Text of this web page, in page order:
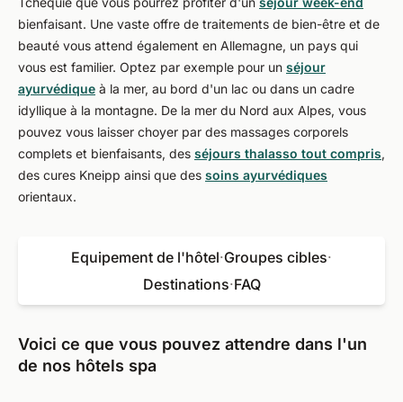
bienfaisant. Une vaste offre de traitements de bien-être et de
beauté vous attend également en Allemagne, un pays qui
vous est familier. Optez par exemple pour un séjour
ayurvédique à la mer, au bord d'un lac ou dans un cadre
idyllique à la montagne. De la mer du Nord aux Alpes, vous
pouvez vous laisser choyer par des massages corporels
complets et bienfaisants, des séjours thalasso tout compris,
des cures Kneipp ainsi que des soins ayurvédiques
orientaux.
Equipement de l'hôtel·Groupes cibles·
Destinations·FAQ
Voici ce que vous pouvez attendre dans l'un
de nos hôtels spa